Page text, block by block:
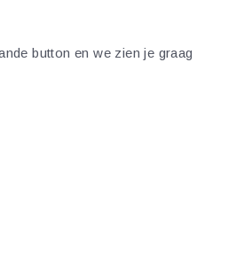
button en we zien je graag